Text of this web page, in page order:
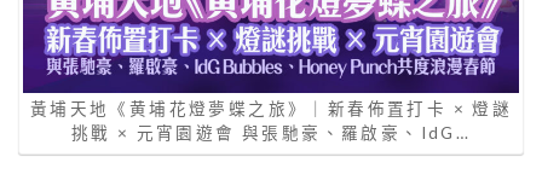
黃埔天地《黄埔花燈夢蝶之旅》｜新春佈置打卡 × 燈謎
挑戰 × 元宵園遊會 與張馳豪、羅啟豪、IdG…